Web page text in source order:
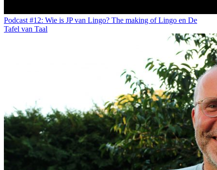
Podcast #12: Wie is JP van Lingo? The making of Lingo en De
Tafel van Taal